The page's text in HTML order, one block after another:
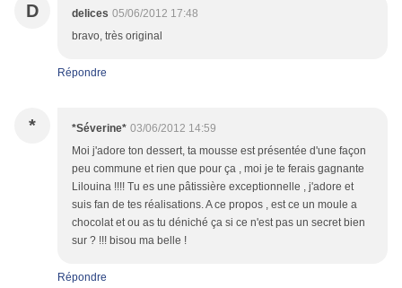
D delices 05/06/2012 17:48
bravo, très original
Répondre
* *Séverine* 03/06/2012 14:59
Moi j'adore ton dessert, ta mousse est présentée d'une façon
peu commune et rien que pour ça , moi je te ferais gagnante
Lilouina !!!! Tu es une pâtissière exceptionnelle , j'adore et
suis fan de tes réalisations. A ce propos , est ce un moule a
chocolat et ou as tu déniché ça si ce n'est pas un secret bien
sur ? !!! bisou ma belle !
Répondre